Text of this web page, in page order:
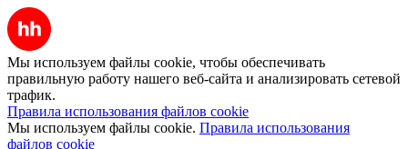
Мы используем файлы cookie, чтобы обеспечивать
правильную работу нашего веб-сайта и анализировать сетевой
трафик.
Правила использования файлов cookie
Мы используем файлы cookie. Правила использования
файлов cookie